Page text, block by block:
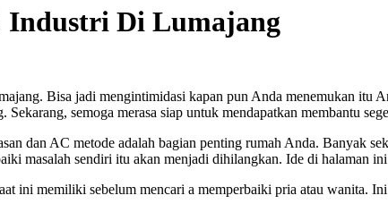
Industri Di Lumajang
Bisa jadi mengintimidasi kapan pun Anda menemukan itu
Sekarang, semoga merasa siap untuk mendapatkan membantu
dan AC metode adalah bagian penting rumah Anda. Banyak
masalah sendiri itu akan menjadi dihilangkan. Ide di halaman
ini memiliki sebelum mencari a memperbaiki pria atau wanita.